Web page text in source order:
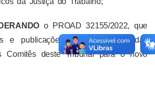
o PROAD 32155/2022, que
e publicações dos normativos das
Comitês deste Tribunal para o novo